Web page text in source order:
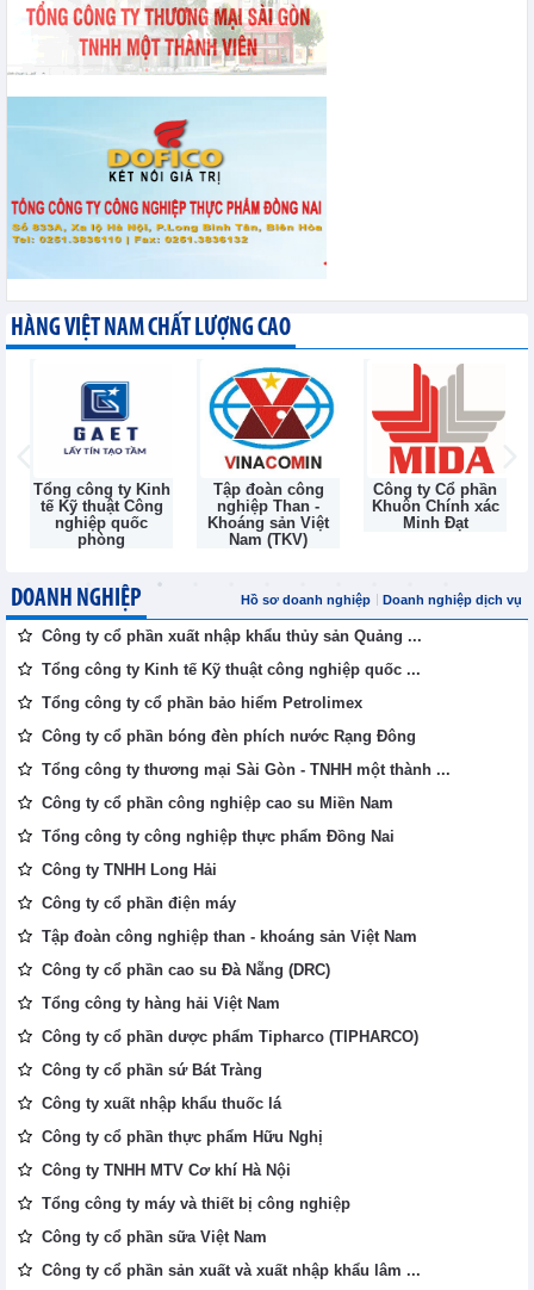
HÀNG VIỆT NAM CHẤT LƯỢNG CAO
Tổng công ty Kinh
tế Kỹ thuật Công
nghiệp quốc
phòng
Tập đoàn công
nghiệp Than -
Khoáng sản Việt
Nam (TKV)
Công ty Cổ phần
Khuôn Chính xác
Minh Đạt
DOANH NGHIỆP Hồ sơ doanh nghiệp Doanh nghiệp dịch vụ
Công ty cổ phần xuất nhập khẩu thủy sản Quảng ...
Tổng công ty Kinh tế Kỹ thuật công nghiệp quốc ...
Tổng công ty cổ phần bảo hiểm Petrolimex
Công ty cổ phần bóng đèn phích nước Rạng Đông
Tổng công ty thương mại Sài Gòn - TNHH một thành ...
Công ty cổ phần công nghiệp cao su Miền Nam
Tổng công ty công nghiệp thực phẩm Đồng Nai
Công ty TNHH Long Hải
Công ty cổ phần điện máy
Tập đoàn công nghiệp than - khoáng sản Việt Nam
Công ty cổ phần cao su Đà Nẵng (DRC)
Tổng công ty hàng hải Việt Nam
Công ty cổ phần dược phẩm Tipharco (TIPHARCO)
Công ty cổ phần sứ Bát Tràng
Công ty xuất nhập khẩu thuốc lá
Công ty cổ phần thực phẩm Hữu Nghị
Công ty TNHH MTV Cơ khí Hà Nội
Tổng công ty máy và thiết bị công nghiệp
Công ty cổ phần sữa Việt Nam
Công ty cổ phần sản xuất và xuất nhập khẩu lâm ...